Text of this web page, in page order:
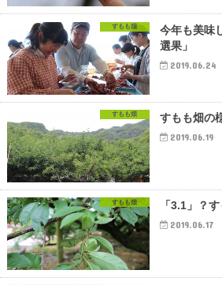
すもも畑
今年も美味
選果」
2019.06.24
すもも畑 すもも畑の
2019.06.19
すもも畑 「3.1」？
2019.06.17